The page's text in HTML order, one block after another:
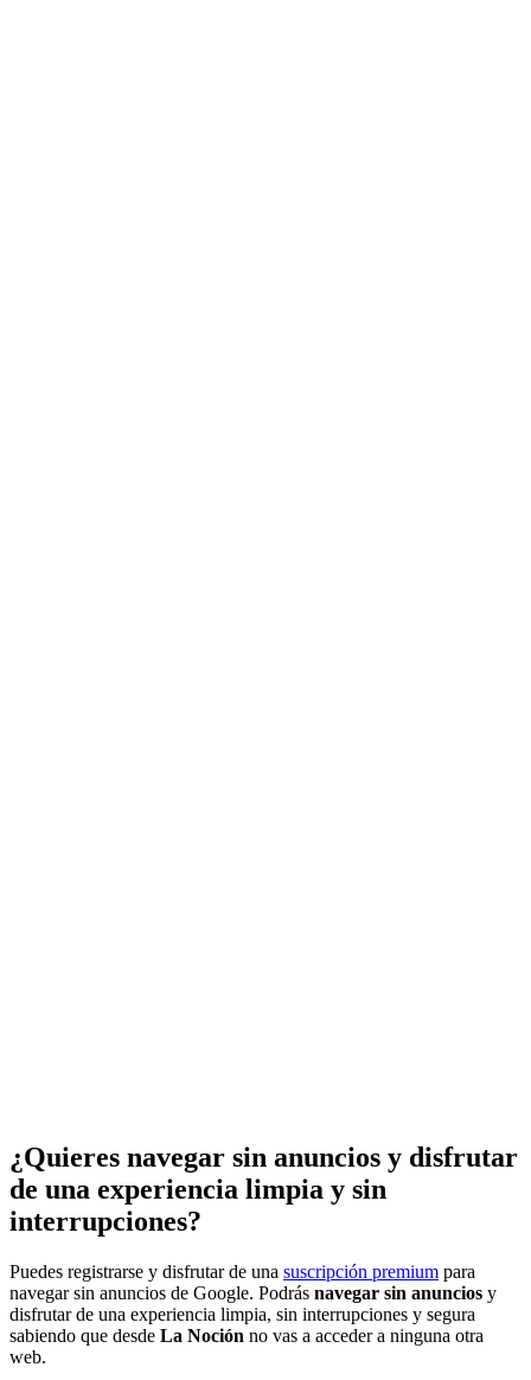
¿Quieres navegar sin anuncios y disfrutar
de una experiencia limpia y sin
interrupciones?
Puedes registrarse y disfrutar de una suscripción premium para
navegar sin anuncios de Google. Podrás navegar sin anuncios y
disfrutar de una experiencia limpia, sin interrupciones y segura
sabiendo que desde La Noción no vas a acceder a ninguna otra
web.